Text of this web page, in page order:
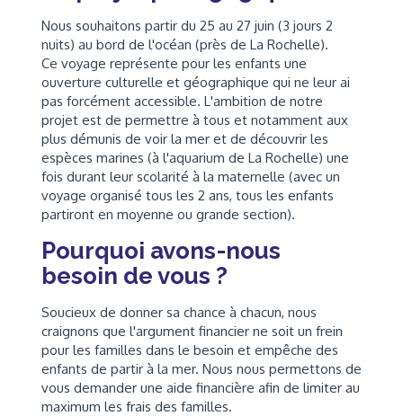
Nous souhaitons partir du 25 au 27 juin (3 jours 2
nuits) au bord de l'océan (près de La Rochelle).
Ce voyage représente pour les enfants une
ouverture culturelle et géographique qui ne leur ai
pas forcément accessible. L'ambition de notre
projet est de permettre à tous et notamment aux
plus démunis de voir la mer et de découvrir les
espèces marines (à l'aquarium de La Rochelle) une
fois durant leur scolarité à la maternelle (avec un
voyage organisé tous les 2 ans, tous les enfants
partiront en moyenne ou grande section).
Pourquoi avons-nous
besoin de vous ?
Soucieux de donner sa chance à chacun, nous
craignons que l'argument financier ne soit un frein
pour les familles dans le besoin et empêche des
enfants de partir à la mer. Nous nous permettons de
vous demander une aide financière afin de limiter au
maximum les frais des familles.